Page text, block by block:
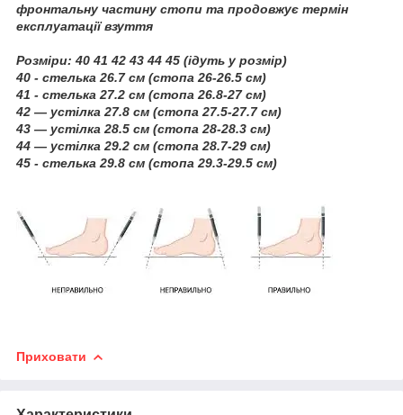
фронтальну частину стопи та продовжує термін
експлуатації взуття
Розміри: 40 41 42 43 44 45 (ідуть у розмір)
40 - стелька 26.7 см (стопа 26-26.5 см)
41 - стелька 27.2 см (стопа 26.8-27 см)
42 — устілка 27.8 см (стопа 27.5-27.7 см)
43 — устілка 28.5 см (стопа 28-28.3 см)
44 — устілка 29.2 см (стопа 28.7-29 см)
45 - стелька 29.8 см (стопа 29.3-29.5 см)
Приховати